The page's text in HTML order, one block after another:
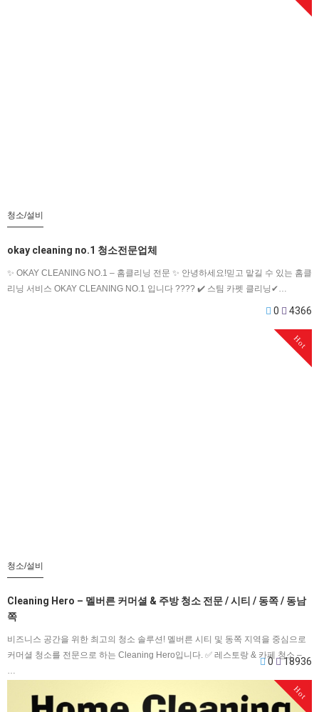
청소/설비
okay cleaning no.1 청소전문업체
✨ OKAY CLEANING NO.1 – 홈클리닝 전문 ✨ 안녕하세요!믿고 맡길 수 있는 홈클
리닝 서비스 OKAY CLEANING NO.1 입니다 ???? ✔️ 스팀 카펫 클리닝✔…
0 4366
Hot
청소/설비
Cleaning Hero – 멜버른 커머셜 & 주방 청소 전문 / 시티 / 동쪽 / 동남
쪽
비즈니스 공간을 위한 최고의 청소 솔루션! 멜버른 시티 및 동쪽 지역을 중심으로
커머셜 청소를 전문으로 하는 Cleaning Hero입니다. ✅ 레스토랑 & 카페 청소 –
…
0 18936
Hot